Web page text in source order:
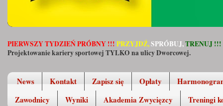
PIERWSZY TYDZIEŃ PRÓBNY !!! PRZYJDŹ,SPRÓBUJ,TRENUJ !!!
Projektowanie kariery sportowej TYLKO na ulicy Dworcowej.
News Kontakt Zapisz się Opłaty
Zawodnicy
Wyniki Akademia Zwycięzcy Treningi